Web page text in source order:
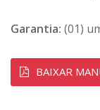
Garantia: (01)
BAIXAR